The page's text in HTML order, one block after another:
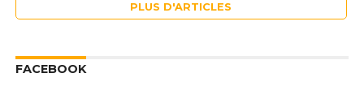
PLUS D'ARTICLES
FACEBOOK